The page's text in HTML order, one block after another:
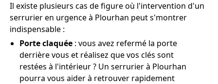
Il existe plusieurs cas de figure où l'intervention d'un
serrurier en urgence à Plourhan peut s'montrer
indispensable :
Porte claquée : vous avez refermé la porte
derrière vous et réalisez que vos clés sont
restées à l'intérieur ? Un serrurier à Plourhan
pourra vous aider à retrouver rapidement